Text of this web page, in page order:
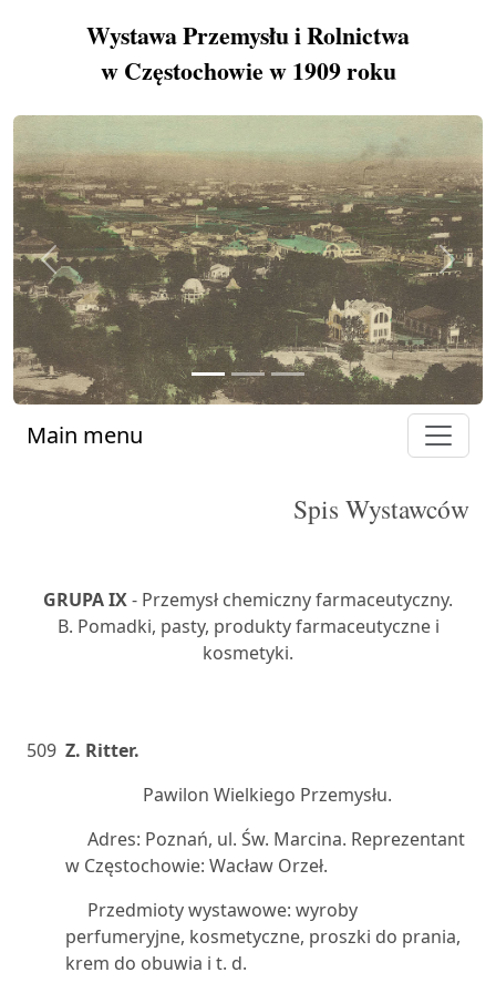
Wystawa Przemysłu i Rolnictwa
w Częstochowie w 1909 roku
Previous Next
Main menu
Spis Wystawców
GRUPA IX- Przemysł chemiczny farmaceutyczny.
B. Pomadki, pasty, produkty farmaceutyczne i
kosmetyki.
509 Z. Ritter.
Pawilon Wielkiego Przemysłu.
Adres: Poznań, ul. Św. Marcina. Reprezentant
w Częstochowie: Wacław Orzeł.
Przedmioty wystawowe: wyroby
perfumeryjne, kosmetyczne, proszki do prania,
krem do obuwia i t. d.